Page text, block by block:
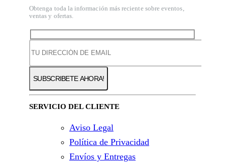
Obtenga toda la información más reciente sobre eventos,
ventas y ofertas.
SERVICIO DEL CLIENTE
Aviso Legal
Política de Privacidad
Envíos y Entregas